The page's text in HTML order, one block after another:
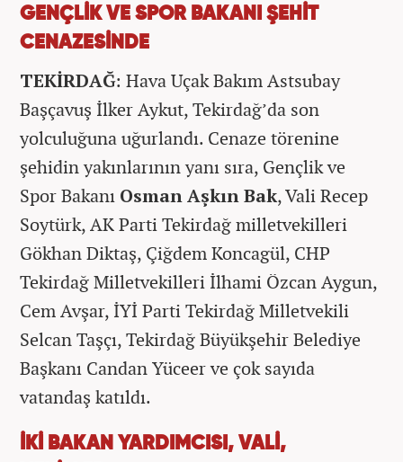
GENÇLİK VE SPOR BAKANI ŞEHİT
CENAZESİNDE
TEKİRDAĞ: Hava Uçak Bakım Astsubay
Başçavuş İlker Aykut, Tekirdağ’da son
yolculuğuna uğurlandı. Cenaze törenine
şehidin yakınlarının yanı sıra, Gençlik ve
Spor Bakanı Osman Aşkın Bak, Vali Recep
Soytürk, AK Parti Tekirdağ milletvekilleri
Gökhan Diktaş, Çiğdem Koncagül, CHP
Tekirdağ Milletvekilleri İlhami Özcan Aygun,
Cem Avşar, İYİ Parti Tekirdağ Milletvekili
Selcan Taşçı, Tekirdağ Büyükşehir Belediye
Başkanı Candan Yüceer ve çok sayıda
vatandaş katıldı.
İKİ BAKAN YARDIMCISI, VALİ,